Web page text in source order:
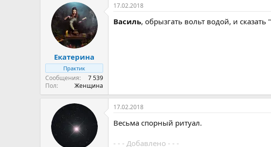
Екатерина
Практик
Сообщения
7 539
Пол
Женщина
17.02.2018
Василь, обрызгать вольт водой, и
17.02.2018
Весьма спорный ритуал.
- - - Добавлено - - -